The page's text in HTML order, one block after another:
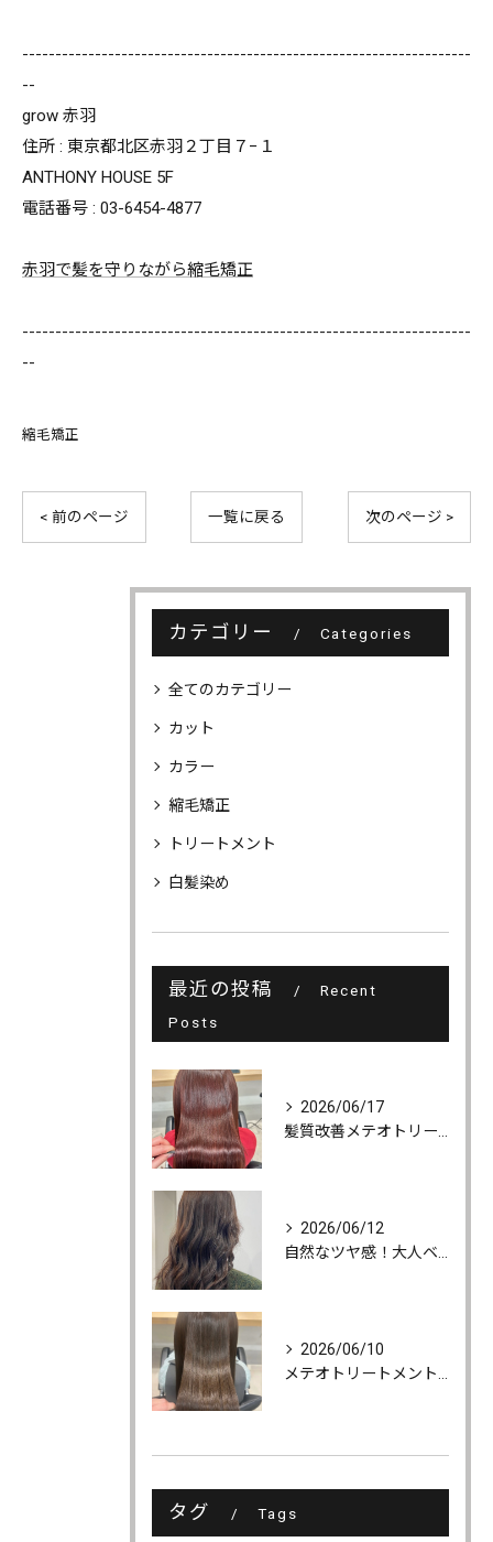
--------------------------------------------------------------------
--
grow 赤羽
住所 : 東京都北区赤羽２丁目７−１
ANTHONY HOUSE 5F
電話番号 : 03-6454-4877
赤羽で髪を守りながら縮毛矯正
--------------------------------------------------------------------
--
縮毛矯正
< 前のページ 一覧に戻る 次のページ >
カテゴリー Categories
全てのカテゴリー
カット
カラー
縮毛矯正
トリートメント
白髪染め
最近の投稿
Recent
Posts
2026/06/17
2026/06/12
2026/06/10
タグ Tags